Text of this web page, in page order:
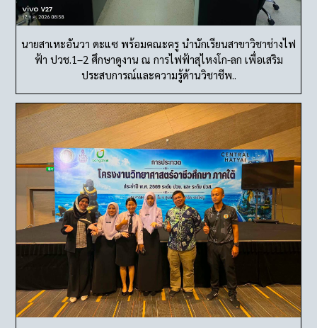
นายสาเหะอันวา ดะแซ พร้อมคณะครู นำนักเรียนสาขาวิชาช่างไฟ
ฟ้า ปวช.1–2 ศึกษาดูงาน ณ การไฟฟ้าสุไหงโก-ลก เพื่อเสริม
ประสบการณ์และความรู้ด้านวิชาชีพ..